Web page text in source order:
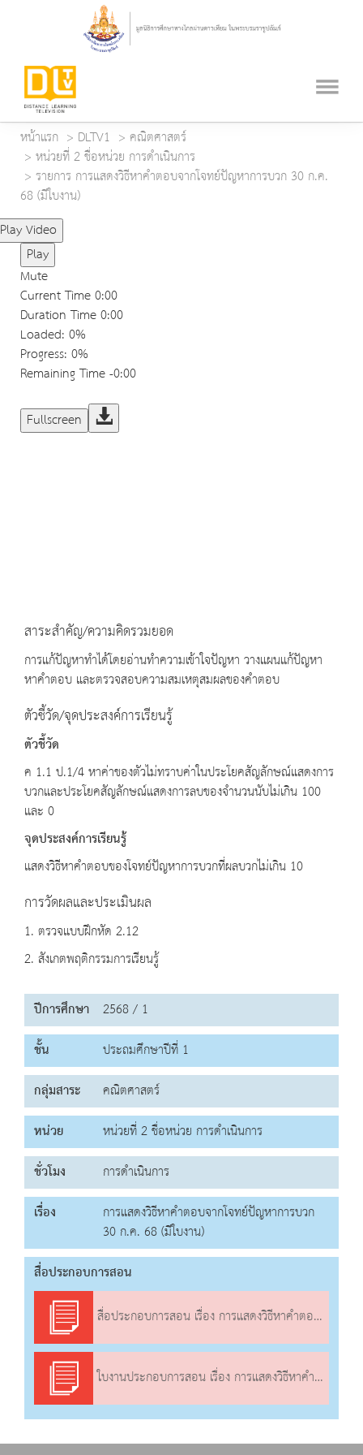
หน้าแรก DLTV1
คณิตศาสตร์
หน่วยที่ 2 ชื่อหน่วย การดำเนินการ
รายการ การแสดงวิธีหาคำตอบจากโจทย์ปัญหาการบวก 30 ก.ค.
68 (มีใบงาน)
Play Video
Play
Mute
Current Time0:00
Duration Time0:00
Loaded: 0%
Progress: 0%
Remaining Time-0:00
Fullscreen
สาระสำคัญ/ความคิดรวมยอด
การแก้ปัญหาทำได้โดยอ่านทำความเข้าใจปัญหา วางแผนแก้ปัญหา
หาคำตอบ และตรวจสอบความสมเหตุสมผลของคำตอบ
ตัวชี้วัด/จุดประสงค์การเรียนรู้
ตัวชี้วัด
ค 1.1 ป.1/4 หาค่าของตัวไม่ทราบค่าในประโยคสัญลักษณ์แสดงการ
บวกและประโยคสัญลักษณ์แสดงการลบของจำนวนนับไม่เกิน 100
และ 0
จุดประสงค์การเรียนรู้
แสดงวิธีหาคำตอบของโจทย์ปัญหาการบวกที่ผลบวกไม่เกิน 10
การวัดผลและประเมินผล
1. ตรวจแบบฝึกหัด 2.12
2. สังเกตพฤติกรรมการเรียนรู้
ปีการศึกษา 2568 / 1
ชั้น
ประถมศึกษาปีที่ 1
กลุ่มสาระ
คณิตศาสตร์
หน่วย
หน่วยที่ 2 ชื่อหน่วย การดำเนินการ
ชั่วโมง
การดำเนินการ
เรื่อง
การแสดงวิธีหาคำตอบจากโจทย์ปัญหาการบวก
30 ก.ค. 68 (มีใบงาน)
สื่อประกอบการสอน
สื่อประกอบการสอน เรื่อง การแสดงวิธีหาคำตอบจากโจทย์ปัญหาการบวก
ใบงานประกอบการสอน เรื่อง การแสดงวิธีหาคำตอบจากโจทย์ปัญหาการบวก